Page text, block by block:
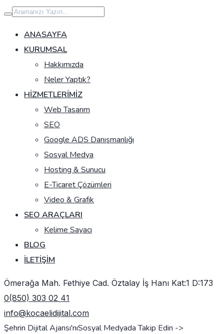
İçeriğe
geç
ANASAYFA
KURUMSAL
Hakkımızda
Neler Yaptık?
HIZMETLERIMIZ
Web Tasarım
SEO
Google ADS Danışmanlığı
Sosyal Medya
Hosting & Sunucu
E-Ticaret Çözümleri
Video & Grafik
SEO ARAÇLARI
Kelime Sayacı
BLOG
İLETIŞIM
Ömerağa Mah. Fethiye Cad. Öztalay İş Hanı Kat:1 D:173
0(850) 303 02 41
info@kocaelidijital.com
Şehrin Dijital Ajansı'nıSosyal Medyada Takip Edin ->